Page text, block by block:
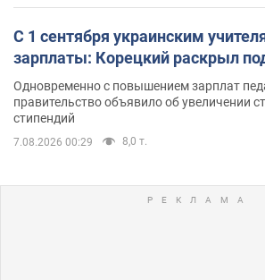
С 1 сентября украинским
зарплаты: Корецкий раскрыл
Одновременно с повышением зарплат
правительство объявило об увеличении
стипендий
7.08.2026 00:29 8,0 т.